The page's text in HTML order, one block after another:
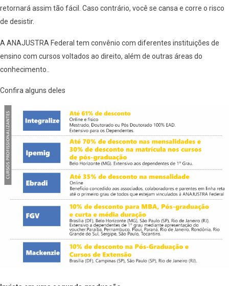
retornará assim tão fácil. Caso contrário, você se cansa e corre o risco
de desistir.
A ANAJUSTRA Federal tem convênio com diferentes instituições de
ensino com cursos voltados ao direito, além de outras áreas do
conhecimento..
Confira alguns deles